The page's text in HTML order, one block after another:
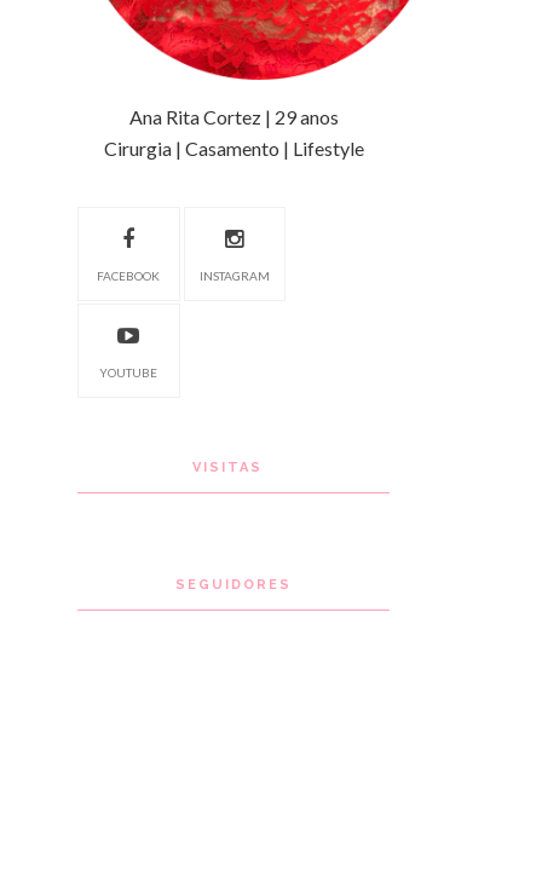
Ana Rita Cortez | 29 anos
Cirurgia | Casamento | Lifestyle
FACEBOOK INSTAGRAM
YOUTUBE
VISITAS
SEGUIDORES